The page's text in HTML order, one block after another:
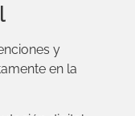
y
en la